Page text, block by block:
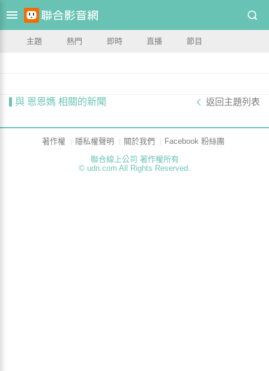
主題 熱門 即時 直播 節目
與 恩恩媽 相關的新聞 返回主題列表
著作權 隱私權聲明 關於我們
Facebook 粉絲團
聯合線上公司 著作權所有
© udn.com All Rights Reserved.